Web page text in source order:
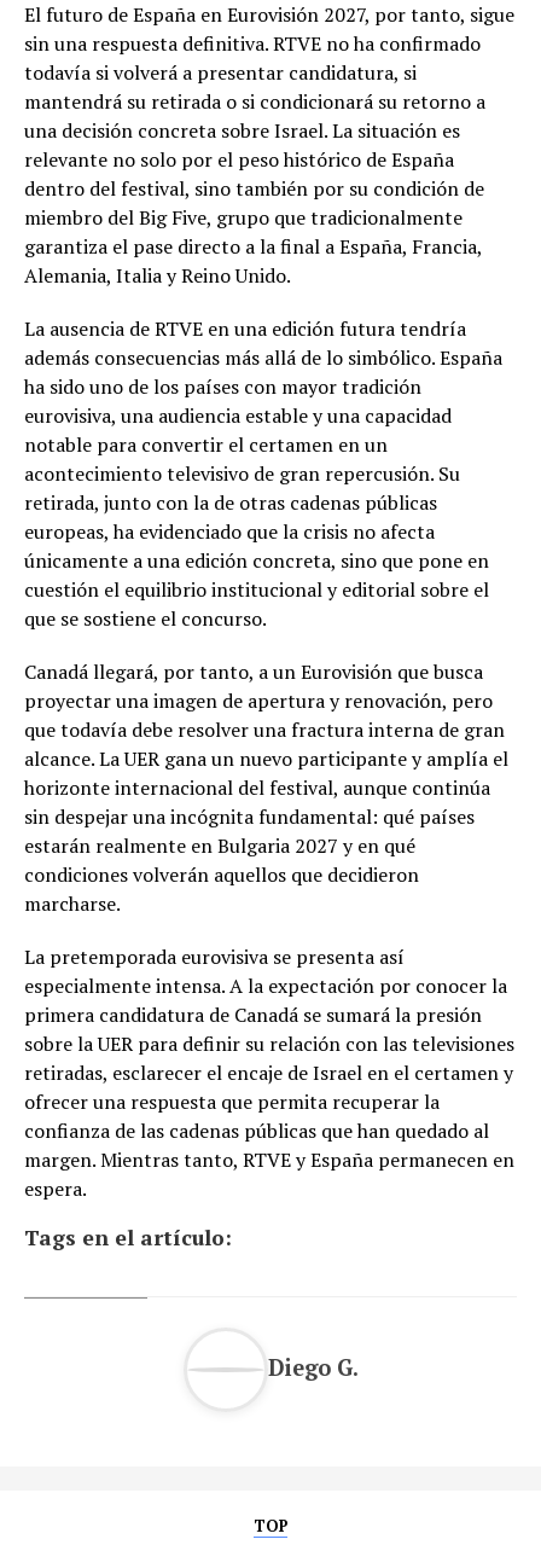
El futuro de España en Eurovisión 2027, por tanto, sigue
sin una respuesta definitiva. RTVE no ha confirmado
todavía si volverá a presentar candidatura, si
mantendrá su retirada o si condicionará su retorno a
una decisión concreta sobre Israel. La situación es
relevante no solo por el peso histórico de España
dentro del festival, sino también por su condición de
miembro del Big Five, grupo que tradicionalmente
garantiza el pase directo a la final a España, Francia,
Alemania, Italia y Reino Unido.
La ausencia de RTVE en una edición futura tendría
además consecuencias más allá de lo simbólico. España
ha sido uno de los países con mayor tradición
eurovisiva, una audiencia estable y una capacidad
notable para convertir el certamen en un
acontecimiento televisivo de gran repercusión. Su
retirada, junto con la de otras cadenas públicas
europeas, ha evidenciado que la crisis no afecta
únicamente a una edición concreta, sino que pone en
cuestión el equilibrio institucional y editorial sobre el
que se sostiene el concurso.
Canadá llegará, por tanto, a un Eurovisión que busca
proyectar una imagen de apertura y renovación, pero
que todavía debe resolver una fractura interna de gran
alcance. La UER gana un nuevo participante y amplía el
horizonte internacional del festival, aunque continúa
sin despejar una incógnita fundamental: qué países
estarán realmente en Bulgaria 2027 y en qué
condiciones volverán aquellos que decidieron
marcharse.
La pretemporada eurovisiva se presenta así
especialmente intensa. A la expectación por conocer la
primera candidatura de Canadá se sumará la presión
sobre la UER para definir su relación con las televisiones
retiradas, esclarecer el encaje de Israel en el certamen y
ofrecer una respuesta que permita recuperar la
confianza de las cadenas públicas que han quedado al
margen. Mientras tanto, RTVE y España permanecen en
espera.
Tags en el artículo:
Diego G.
TOP